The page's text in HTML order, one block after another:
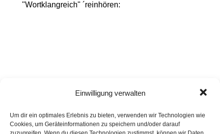
Einwilligung verwalten
Um dir ein optimales Erlebnis zu bieten, verwenden wir Technologien wie
Cookies, um Geräteinformationen zu speichern und/oder darauf
"Wortklangreich" ´reinhören: